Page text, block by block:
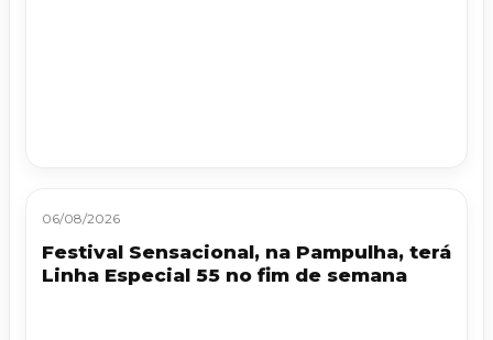
06/08/2026
Festival Sensacional, na Pampulha, terá
Linha Especial 55 no fim de semana